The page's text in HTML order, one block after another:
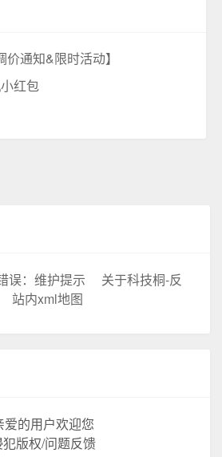
价通知&限时活动】
红包
误：维护提示
关于科技桐-反
站内xml地图
爱的用户欢迎您
版权/问题反馈